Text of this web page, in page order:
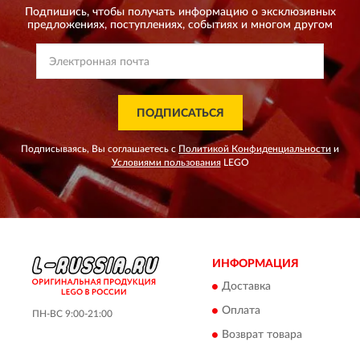
Подпишись, чтобы получать информацию о эксклюзивных
предложениях, поступлениях, событиях и многом другом
ПОДПИСАТЬСЯ
Подписываясь, Вы соглашаетесь с Политикой Конфиденциальности и
Условиями пользованияLEGO
ПН-ВС 9:00-21:00
ИНФОРМАЦИЯ
Доставка
Оплата
Возврат товара